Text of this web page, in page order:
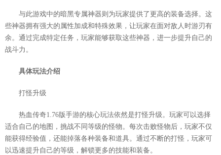
与此游戏中的暗黑专属神器则为玩家提供了更高的装备选择。这
些神器拥有强大的属性加成和特殊效果，让玩家在面对敌人时游刃有
余。通过完成特定任务，玩家能够获取这些神器，进一步提升自己的
战斗力。
具体玩法介绍
打怪升级
热血传奇1.76版手游的核心玩法依然是打怪升级。玩家可以选择
适合自己的地图，挑战不同等级的怪物。每次击败怪物后，玩家不仅
能获得经验值，还能掉落各种装备和道具。通过不断的打怪，玩家可
以迅速提升自己的等级，解锁更多的技能和装备。